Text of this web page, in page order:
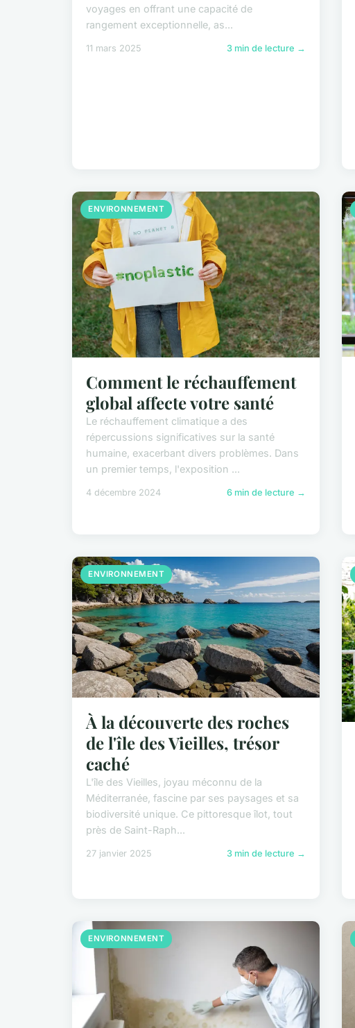
voyages en offrant une capacité de
rangement exceptionnelle, as...
11 mars 2025 3 min de lecture →
ENVIRONNEMENT
Comment le réchauffement
global affecte votre santé
Le réchauffement climatique a des
répercussions significatives sur la santé
humaine, exacerbant divers problèmes. Dans
un premier temps, l'exposition ...
4 décembre 2024 6 min de lecture →
ENVIRONNEMENT
À la découverte des roches
de l'île des Vieilles, trésor
caché
L'île des Vieilles, joyau méconnu de la
Méditerranée, fascine par ses paysages et sa
biodiversité unique. Ce pittoresque îlot, tout
près de Saint-Raph...
27 janvier 2025 3 min de lecture →
ENVIRONNEMENT